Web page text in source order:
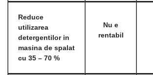
Reduce
utilizarea
detergentilor in
masina de spalat
cu 35 – 70 %
Nu e
rentabil